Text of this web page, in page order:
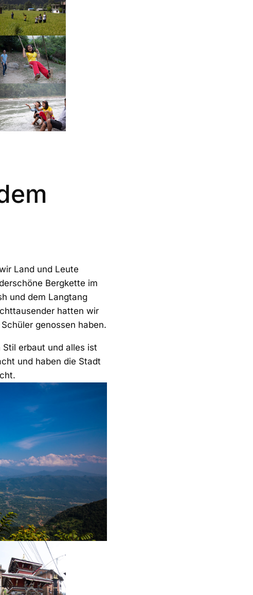
Land und Leute
Bergkette im
und dem Langtang
hatten wir
genossen haben.
erbaut und alles ist
und haben die Stadt